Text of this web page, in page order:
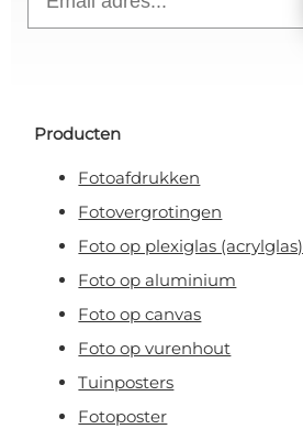
Producten
Fotoafdrukken
Fotovergrotingen
Foto op plexiglas (acrylglas)
Foto op aluminium
Foto op canvas
Foto op vurenhout
Tuinposters
Fotoposter